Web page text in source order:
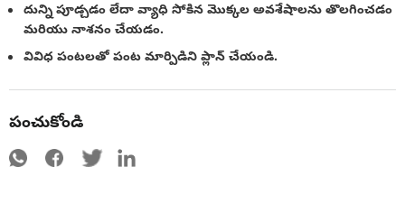
దున్ని పూడ్చడం లేదా వ్యాధి సోకిన మొక్కల అవశేషాలను తొలగించడం
మరియు నాశనం చేయడం.
వివిధ పంటలతో పంట మార్పిడిని ప్లాన్ చేయండి.
పంచుకోండి